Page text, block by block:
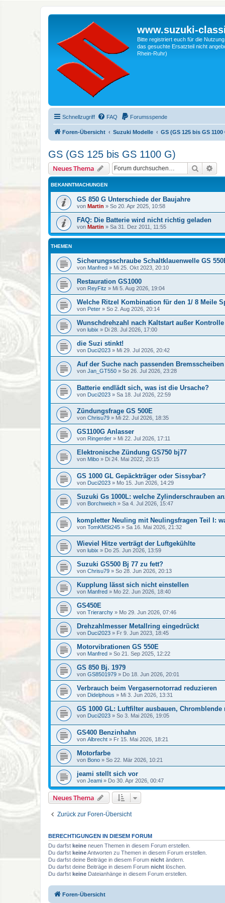
www.suzuki-
Bitte registriert euch für die
das gesuchte Ersatzteil nicht
Rhein-Ruhr)
Schnellzugriff FAQ Forumsspende
Foren-Übersicht Suzuki Modelle GS (GS 125 bis GS 1100
GS (GS 125 bis GS 1100 G)
Neues Thema Suche
BEKANNTMACHUNGEN
GS 850 G Unterschiede der Baujahre
von Martin » So 20. Apr 2025, 10:58
FAQ: Die Batterie wird nicht richtig geladen
von Martin » Sa 31. Dez 2011, 11:55
THEMEN
Sicherungsschraube Schaltklauenwelle GS
von Manfred » Mi 25. Okt 2023, 20:10
Restauration GS1000
von ReyFitz » Mi 5. Aug 2026, 19:04
Welche Ritzel Kombination für den 1/ 8 Meile
von Peter » So 2. Aug 2026, 20:14
Wunschdrehzahl nach Kaltstart außer Kontrolle
von lubix » Di 28. Jul 2026, 17:00
die Suzi stinkt!
von Duci2023 » Mi 29. Jul 2026, 20:42
Auf der Suche nach passenden Bremsscheiben
von Jan_GT550 » So 26. Jul 2026, 23:28
Batterie endlädt sich, was ist die Ursache?
von Duci2023 » Sa 18. Jul 2026, 22:59
Zündungsfrage GS 500E
von Chrisu79 » Mi 22. Jul 2026, 18:35
GS1100G Anlasser
von Ringerder » Mi 22. Jul 2026, 17:11
Elektronische Zündung GS750 bj77
von Mibo » Di 24. Mai 2022, 20:15
GS 1000 GL Gepäckträger oder Sissybar?
von Duci2023 » Mo 15. Jun 2026, 14:29
Suzuki Gs 1000L: welche Zylinderschrauben
von Borchweich » Sa 4. Jul 2026, 15:47
kompletter Neuling mit Neulingsfragen Teil I:
von TomKMSt245 » Sa 16. Mai 2026, 21:32
Wieviel Hitze verträgt der Luftgekühlte
von lubix » Do 25. Jun 2026, 13:59
Suzuki GS500 Bj 77 zu fett?
von Chrisu79 » So 28. Jun 2026, 20:13
Kupplung lässt sich nicht einstellen
von Manfred » Mo 22. Jun 2026, 18:40
GS450E
von Trierarchy » Mo 29. Jun 2026, 07:46
Drehzahlmesser Metallring eingedrückt
von Duci2023 » Fr 9. Jun 2023, 18:45
Motorvibrationen GS 550E
von Manfred » So 21. Sep 2025, 12:22
GS 850 Bj. 1979
von GS8501979 » Do 18. Jun 2026, 20:01
Verbrauch beim Vergasernotorrad reduzieren
von Didelphous » Mi 3. Jun 2026, 13:31
GS 1000 GL: Luftfilter ausbauen,
von Duci2023 » So 3. Mai 2026, 19:05
GS400 Benzinhahn
von Albrecht » Fr 15. Mai 2026, 18:21
Motorfarbe
von Bono » So 22. Mär 2026, 10:21
jeami stellt sich vor
von Jeami » Do 30. Apr 2026, 00:47
Neues Thema
Zurück zur Foren-Übersicht
BERECHTIGUNGEN IN DIESEM FORUM
Du darfst keine neuen Themen in diesem Forum erstellen.
Du darfst keineAntworten zu Themen in diesem Forum erstellen.
Du darfst deine Beiträge in diesem Forum nicht ändern.
Du darfst deine Beiträge in diesem Forum nicht löschen.
Du darfst keine Dateianhänge in diesem Forum erstellen.
Foren-Übersicht